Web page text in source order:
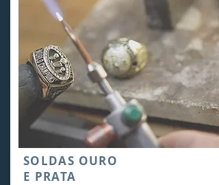
SOLDAS OURO
E PRATA